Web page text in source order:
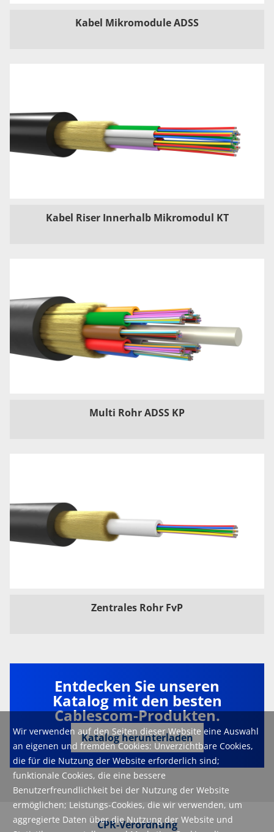
Wir verwenden auf den Seiten dieser Website eine Auswahl
an eigenen und fremden Cookies: Unverzichtbare Cookies,
die für die Nutzung der Website erforderlich sind;
funktionale Cookies, die eine bessere
Benutzerfreundlichkeit bei der Nutzung der Website
ermöglichen; Leistungs-Cookies, die wir verwenden, um
aggregierte Daten über die Nutzung der Website und
Kabel Mikromodule ADSS
Kabel Riser Innerhalb Mikromodul KT
Multi Rohr ADSS KP
Zentrales Rohr FvP
Entdecken Sie unseren
Katalog mit den besten
Cablescom-Produkten.
Katalog herunterladen
CPR-Verordnung